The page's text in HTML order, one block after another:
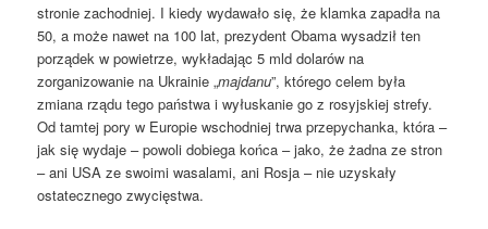
stronie zachodniej. I kiedy wydawało się, że klamka zapadła na
50, a może nawet na 100 lat, prezydent Obama wysadził ten
porządek w powietrze, wykładając 5 mld dolarów na
zorganizowanie na Ukrainie „majdanu”, którego celem była
zmiana rządu tego państwa i wyłuskanie go z rosyjskiej strefy.
Od tamtej pory w Europie wschodniej trwa przepychanka, która –
jak się wydaje – powoli dobiega końca – jako, że żadna ze stron
– ani USA ze swoimi wasalami, ani Rosja – nie uzyskały
ostatecznego zwycięstwa.